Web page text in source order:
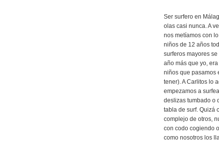
Ser surfero en
olas casi nunca. A
nos metíamos con
niños de 12 años
surferos mayores
año más que yo,
niños que pasamos
tener). A Carlitos lo
empezamos a
deslizas tumbado o
tabla de surf. Quizá
complejo de otros,
con codo cogiendo
como nosotros los